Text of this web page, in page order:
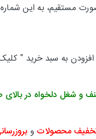
مستقیم، به این شماره
به سبد خرید "
شغل دلخواه در
محصولات و